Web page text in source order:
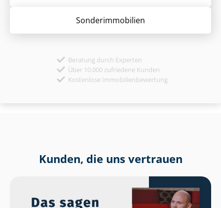
Sonder­immobilien
Beratung durch Experten
Über 10.000 zufriedene Kunden
Kostenlose Immobilienbewertung
Kunden, die uns vertrauen